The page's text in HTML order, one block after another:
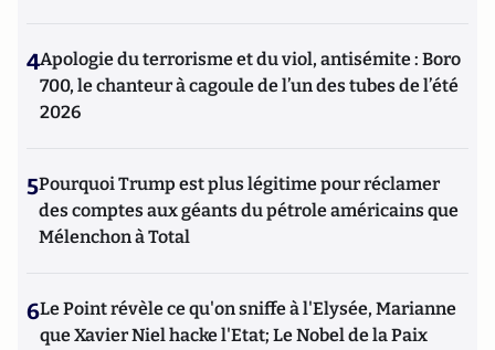
4Apologie du terrorisme et du viol, antisémite : Boro
700, le chanteur à cagoule de l’un des tubes de l’été
2026
5Pourquoi Trump est plus légitime pour réclamer
des comptes aux géants du pétrole américains que
Mélenchon à Total
6Le Point révèle ce qu'on sniffe à l'Elysée, Marianne
que Xavier Niel hacke l'Etat; Le Nobel de la Paix